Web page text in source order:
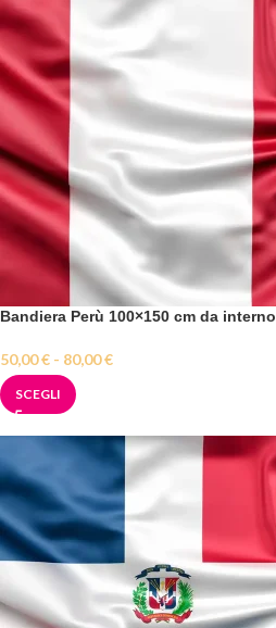
Bandiera Perù 100×150 cm da interno
50,00€ - 80,00€
SCEGLI